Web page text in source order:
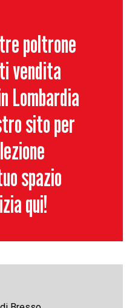
poltrone
vendita
Lombardia
sito per
spazio
qui!